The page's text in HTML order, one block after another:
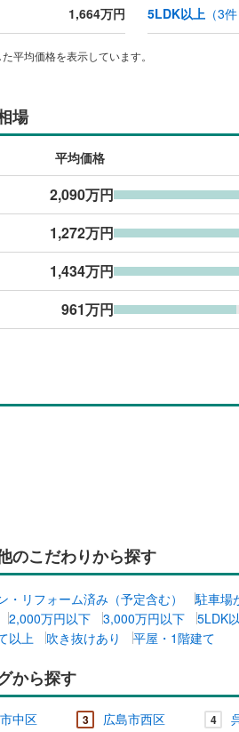
1,664万円 5LDK以上（3件
平均価格を表示しています。
場
平均価格
2,090万円
1,272万円
1,434万円
961万円
のこだわりから探す
・リフォーム済み（予定含む） 駐車場
2,000万円以下 3,000万円以下 5LDK
以上 吹き抜けあり 平屋・1階建て
から探す
中区 3 広島市西区 4
ライン対応
オンライン対応とは？